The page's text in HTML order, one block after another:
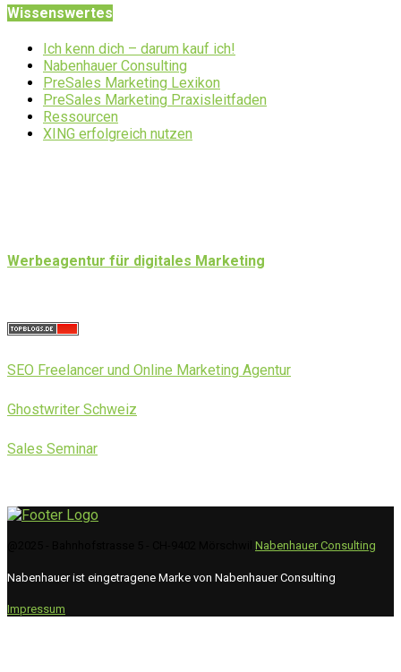
Wissenswertes
Ich kenn dich – darum kauf ich!
Nabenhauer Consulting
PreSales Marketing Lexikon
PreSales Marketing Praxisleitfaden
Ressourcen
XING erfolgreich nutzen
Werbeagentur für digitales Marketing
SEO Freelancer und Online Marketing Agentur
Ghostwriter Schweiz
Sales Seminar
Nabenhauer Consulting
Nabenhauer ist eingetragene Marke von Nabenhauer Consulting
Impressum